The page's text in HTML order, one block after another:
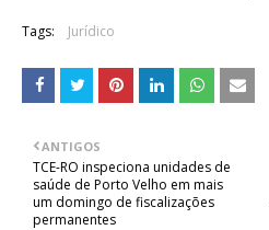
Tags: Jurídico
ANTIGOS
TCE-RO inspeciona unidades de
saúde de Porto Velho em mais
um domingo de fiscalizações
permanentes